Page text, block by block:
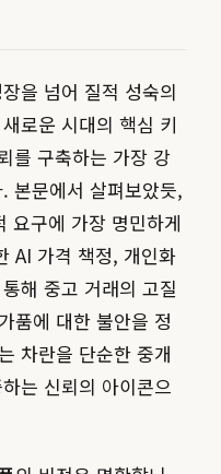
을 넘어 질적 성숙의
로운 시대의 핵심 키
를 구축하는 가장 강
본문에서 살펴보았듯,
요구에 가장 명민하게
AI 가격 책정, 개인화
해 중고 거래의 고질
품에 대한 불안을 정
차란을 단순한 중개
는 신뢰의 아이콘으